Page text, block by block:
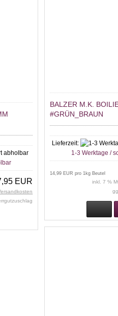
EUR
BALZER M.K.
#GRÜN_BRAUN
Lieferzeit:
1-3 Werktage /
14,99 EUR pro 1kg Beutel
inkl. 7 %